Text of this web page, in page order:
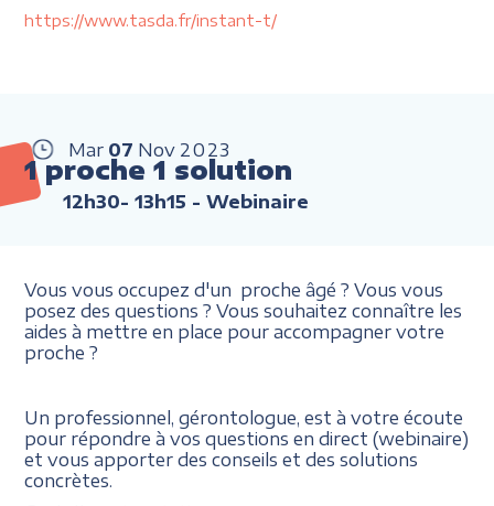
https://www.tasda.fr/instant-t/
Mar 07 Nov 2023
1 proche 1 solution
12h30- 13h15 - Webinaire
Vous vous occupez d'un proche âgé ? Vous vous
posez des questions ? Vous souhaitez connaître les
aides à mettre en place pour accompagner votre
proche ?
Un professionnel, gérontologue, est à votre écoute
pour répondre à vos questions en direct (webinaire)
et vous apporter des conseils et des solutions
concrètes.